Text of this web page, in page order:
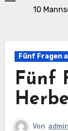
10
Fünf Fragen
Fünf
Von